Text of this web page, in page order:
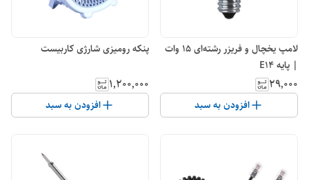
لامپ یخچال و فریزر رشته‌ای 15 وات
| پایه E14
۲۹٬۰۰۰
افزودن به سبد
پنکه رومیزی شارژی کاربیست
۱٬۲۰۰٬۰۰۰
افزودن به سبد